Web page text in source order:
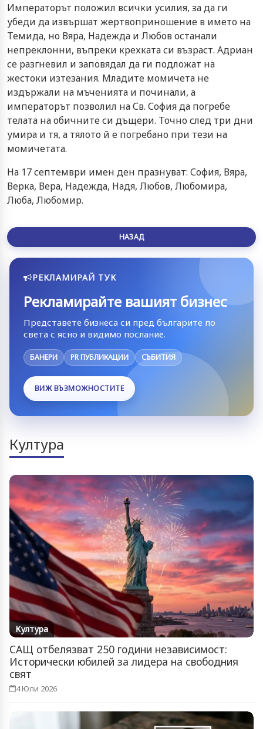
Императорът положил всички усилия, за да ги
убеди да извършат жертвоприношение в името на
Темида, но Вяра, Надежда и Любов останали
непреклонни, въпреки крехката си възраст. Адриан
се разгневил и заповядал да ги подложат на
жестоки изтезания. Младите момичета не
издържали на мъченията и починали, а
императорът позволил на Св. София да погребе
телата на обичните си дъщери. Точно след три дни
умира и тя, а тялото й е погребано при тези на
момичетата.
На 17 септември имен ден празнуват: София, Вяра,
Верка, Вера, Надежда, Надя, Любов, Любомира,
Люба, Любомир.
НАЗАД
РЕКЛАМИРАЙ ТУК
Рекламирайте вашият бизнес
Представете бизнеса си пред българите по
света с ясно и видимо послание.
БАНЕРИ PR ПУБЛИКАЦИИ СЪБИТИЯ
ВИЖ ВЪЗМОЖНОСТИТЕ
Култура
Култура
САЩ отбелязват 250 години независимост:
Исторически юбилей за лидера на свободния
свят
4 Юли 2026